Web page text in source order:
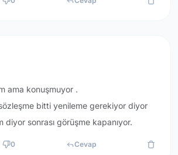
ama konuşmuyor .
bitti yenileme gerekiyor diyor
sonrası görüşme kapanıyor.
0 Cevap